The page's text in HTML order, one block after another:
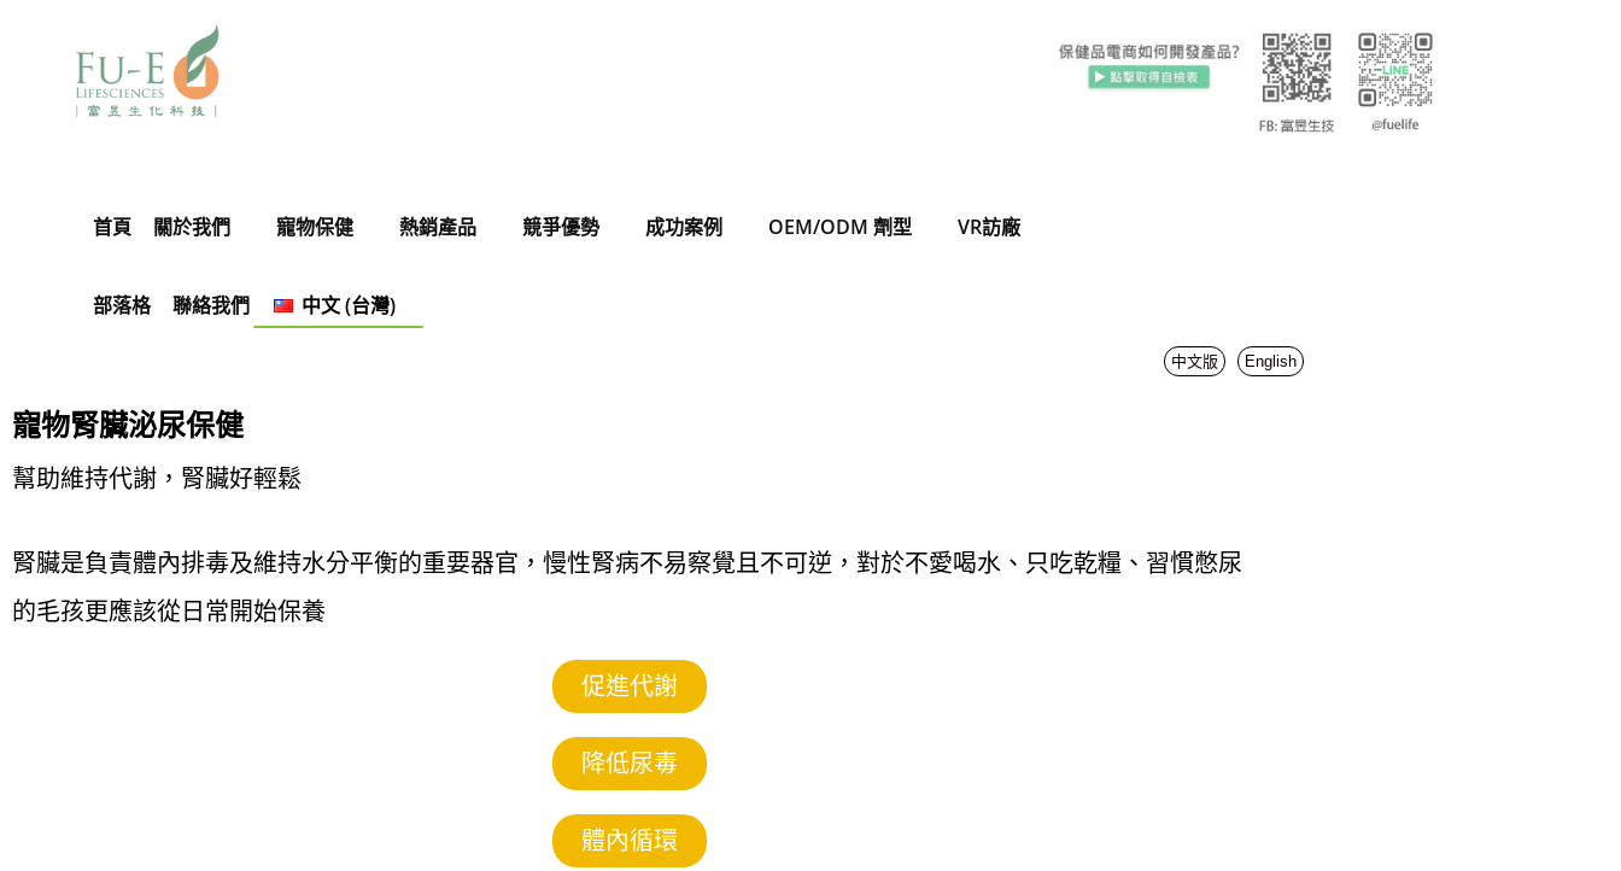
首頁 關於我們 寵物保健 熱銷產品 競爭優勢 成功案例 OEM/ODM 劑型 VR訪廠
部落格 聯絡我們 中文 (台灣)
中文版 English
寵物腎臟泌尿保健
幫助維持代謝，腎臟好輕鬆
腎臟是負責體內排毒及維持水分平衡的重要器官，慢性腎病不易察覺且不可逆，對於不愛喝水、只吃乾糧、習慣憋尿
的毛孩更應該從日常開始保養
促進代謝
降低尿毒
體內循環